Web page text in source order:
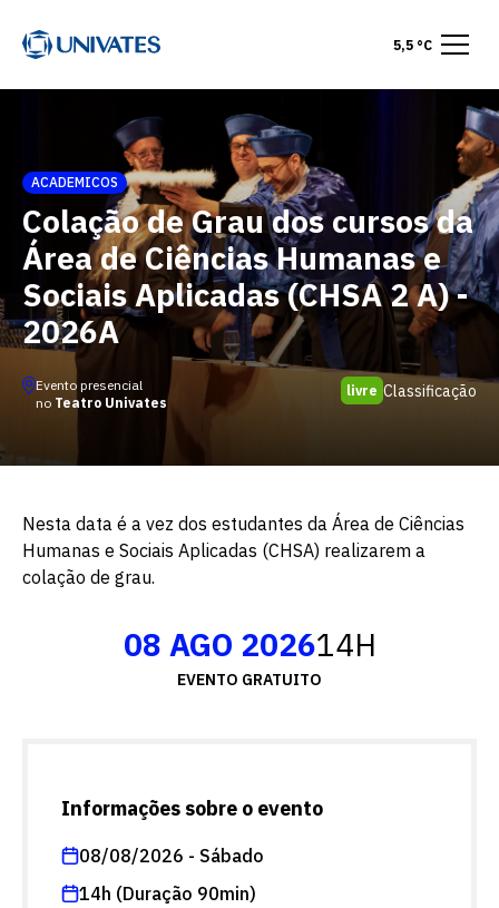
5,5 °C
ACADEMICOS
Colação de Grau dos cursos da
Área de Ciências Humanas e
Sociais Aplicadas (CHSA 2 A) -
2026A
Evento presencial
no Teatro Univates
livre Classificação
Nesta data é a vez dos estudantes da Área de Ciências
Humanas e Sociais Aplicadas (CHSA) realizarem a
colação de grau.
08 AGO 202614H
EVENTO GRATUITO
Informações sobre o evento
08/08/2026 - Sábado
14h (Duração 90min)